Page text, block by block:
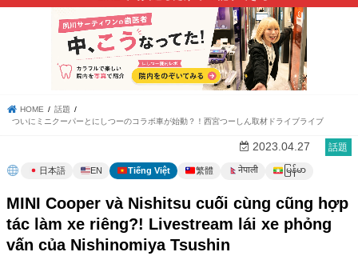
HOME
話題
ついにミニクーパーとにしつーのコラボ車が始動？！西宮つーしん取材ドライブライブ
話題
2023.04.27
日本語 EN Tiếng Việt 繁體 नेपाली မြန်မာ
MINI Cooper và Nishitsu cuối cùng cũng hợp
tác làm xe riêng?! Livestream lái xe phỏng
vấn của Nishinomiya Tsushin